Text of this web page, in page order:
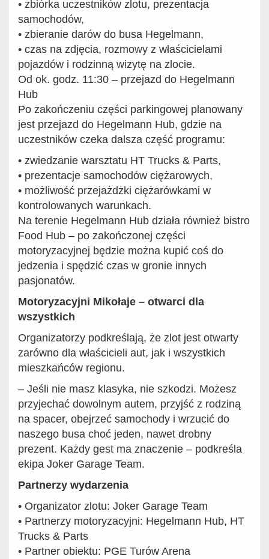
• zbiórka uczestników zlotu, prezentacja
samochodów,
• zbieranie darów do busa Hegelmann,
• czas na zdjęcia, rozmowy z właścicielami
pojazdów i rodzinną wizytę na zlocie.
Od ok. godz. 11:30 – przejazd do Hegelmann
Hub
Po zakończeniu części parkingowej planowany
jest przejazd do Hegelmann Hub, gdzie na
uczestników czeka dalsza część programu:
• zwiedzanie warsztatu HT Trucks & Parts,
• prezentacje samochodów ciężarowych,
• możliwość przejażdżki ciężarówkami w
kontrolowanych warunkach.
Na terenie Hegelmann Hub działa również bistro
Food Hub – po zakończonej części
motoryzacyjnej będzie można kupić coś do
jedzenia i spędzić czas w gronie innych
pasjonatów.
Motoryzacyjni Mikołaje – otwarci dla
wszystkich
Organizatorzy podkreślają, że zlot jest otwarty
zarówno dla właścicieli aut, jak i wszystkich
mieszkańców regionu.
– Jeśli nie masz klasyka, nie szkodzi. Możesz
przyjechać dowolnym autem, przyjść z rodziną
na spacer, obejrzeć samochody i wrzucić do
naszego busa choć jeden, nawet drobny
prezent. Każdy gest ma znaczenie – podkreśla
ekipa Joker Garage Team.
Partnerzy wydarzenia
• Organizator zlotu: Joker Garage Team
• Partnerzy motoryzacyjni: Hegelmann Hub, HT
Trucks & Parts
• Partner obiektu: PGE Turów Arena